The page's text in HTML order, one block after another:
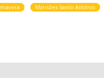
Mansões Santo Antônio